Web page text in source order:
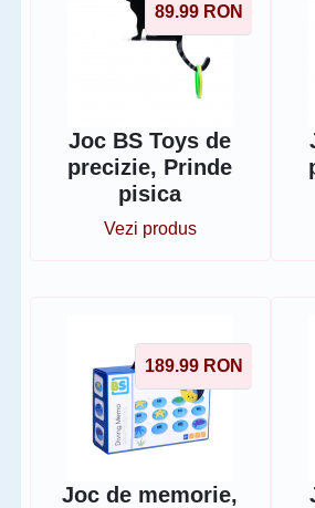
89.99 RON
Joc BS Toys de
precizie, Prinde
pisica
Vezi produs
189.99 RON
Joc de memorie,